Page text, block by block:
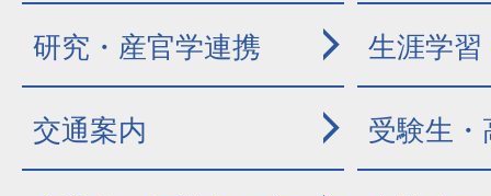
研究・産官学連携 生涯学習
交通案内 受験生